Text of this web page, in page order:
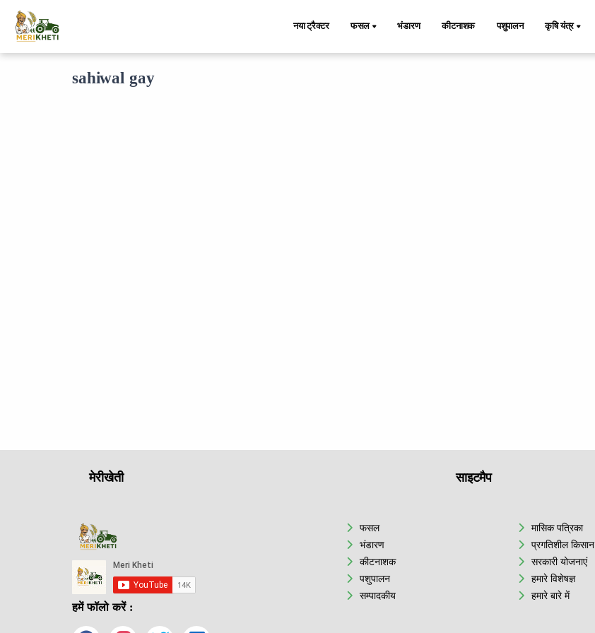
नया ट्रैक्टर फसल भंडारण कीटनाशक पशुपालन कृषि यंत्र
sahiwal gay
मेरीखेती
हमें फॉलो करें :
साइटमैप
फसल
भंडारण
कीटनाशक
पशुपालन
सम्पादकीय
मासिक पत्रिका
प्रगतिशील किसान
सरकारी योजनाएं
हमारे विशेषज्ञ
हमारे बारे में